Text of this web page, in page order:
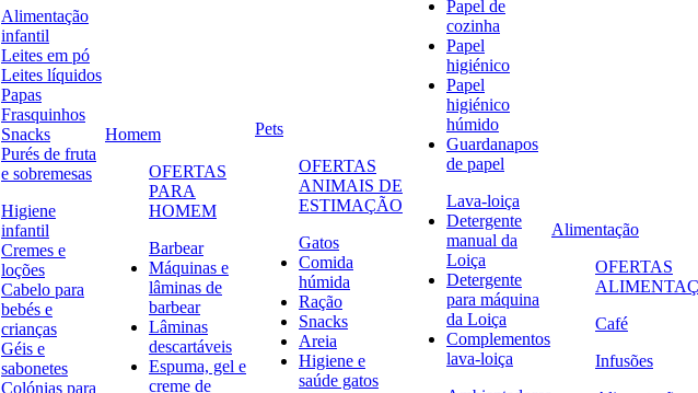
Alimentação
infantil
Leites em pó
Leites líquidos
Papas
Frasquinhos
Snacks
Purés de fruta
e sobremesas
Higiene
infantil
Cremes e
loções
Cabelo para
bebés e
crianças
Géis e
sabonetes
Colónias para
Homem
OFERTAS
PARA
HOMEM
Barbear
Máquinas e
lâminas de
barbear
Lâminas
descartáveis
Espuma, gel e
creme de
Pets
OFERTAS
ANIMAIS DE
ESTIMAÇÃO
Gatos
Comida
húmida
Ração
Snacks
Areia
Higiene e
saúde gatos
Papel de
cozinha
Papel
higiénico
Papel
higiénico
húmido
Guardanapos
de papel
Lava-loiça
Detergente
manual da
Loiça
Detergente
para máquina
da Loiça
Complementos
lava-loiça
Alimentação
OFERTAS
Café
Infusões